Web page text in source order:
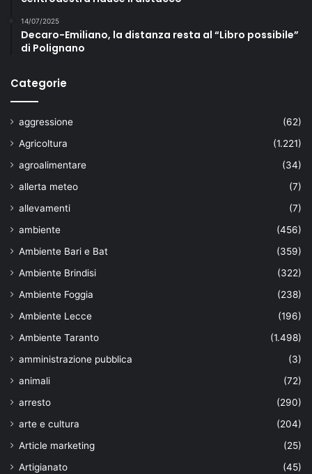
14/07/2025
Decaro-Emiliano, la distanza resta al “Libro possibile”
di Polignano
Categorie
aggressione
(62)
Agricoltura
(1.221)
agroalimentare
(34)
allerta meteo
(7)
allevamenti
(7)
ambiente
(456)
Ambiente Bari e Bat
(359)
Ambiente Brindisi
(322)
Ambiente Foggia
(238)
Ambiente Lecce
(196)
Ambiente Taranto
(1.498)
amministrazione pubblica
(3)
animali
(72)
arresto
(290)
arte e cultura
(204)
Article marketing
(25)
Artigianato
(45)